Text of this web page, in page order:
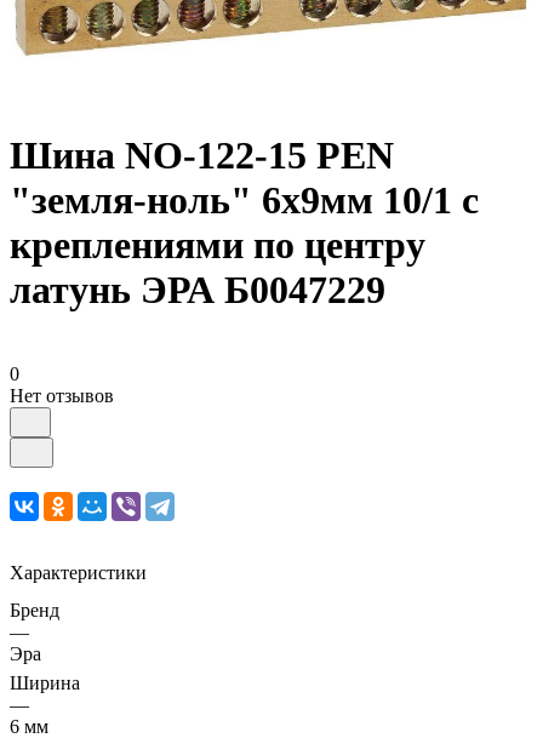
Шина NO-122-15 PEN
"земля-ноль" 6х9мм 10/1 с
креплениями по центру
латунь ЭРА Б0047229
0
Нет отзывов
Характеристики
Бренд
—
Эра
Ширина
—
6 мм